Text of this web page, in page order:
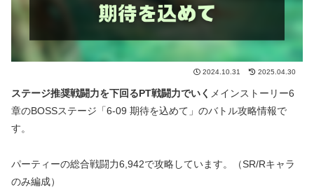
2024.10.31 2025.04.30
ステージ推奨戦闘力を下回るPT戦闘力でいく メインストーリー6
章のBOSSステージ「6-09 期待を込めて」のバトル攻略情報で
す。
パーティーの総合戦闘力6,942で攻略しています。（SR/Rキャラ
のみ編成）